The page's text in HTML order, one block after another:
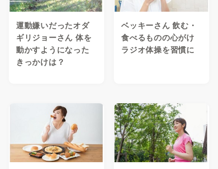
運動嫌いだったオダ
ギリジョーさん 体を
動かすようになった
きっかけは？
ベッキーさん 飲む・
食べるものの心がけ
ラジオ体操を習慣に